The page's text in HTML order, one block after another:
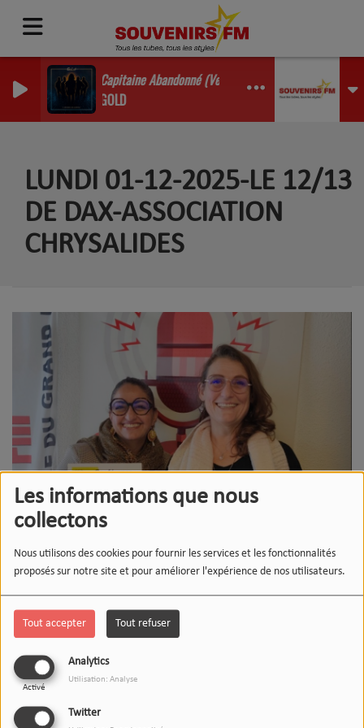
Les informations que nous
collectons
Nous utilisons des cookies pour fournir les services et les fonctionnalités
proposés sur notre site et pour améliorer l'expérience de nos utilisateurs.
Tout accepter Tout refuser
Analytics
Activé
Utilisation: Analyse
Twitter
Capitaine Abandonné (Version 2026)
GOLD
LUNDI 01-12-2025-LE 12/13
DE DAX-ASSOCIATION
CHRYSALIDES
01 DÉCEMBRE 2025
Écouter le podcast
représentée par